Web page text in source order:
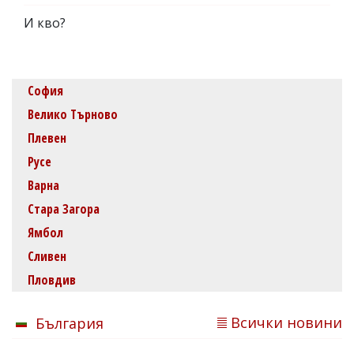
И кво?
София
Велико Търново
Плевен
Русе
Варна
Стара Загора
Ямбол
Сливен
Пловдив
България Всички новини